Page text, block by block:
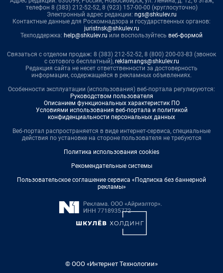
телефон 8 (383) 212-52-52, 8 (923) 157-00-00 (круглосуточно)
Электронный адрес редакции: ngs@shkulev.ru
Контактные данные для Роскомнадзора и государственных органов:
juristnsk@shkulev.ru
Техподдержка: help@shkulev.ru или воспользуйтесь веб-формой
Связаться с отделом продаж: 8 (383) 212-52-52, 8 (800) 200-03-83 (звонок
с сотового бесплатный), reklamangs@shkulev.ru
Редакция сайта не несет ответственности за достоверность
информации, содержащейся в рекламных объявлениях.
Особенности эксплуатации (использования) веб-портала регулируются:
Руководством пользователя
Описанием функциональных характеристик ПО
Условиями использования веб-портала и политикой
конфиденциальности персональных данных
Веб-портал распространяется в виде интернет-сервиса, специальные
действия по установке на стороне пользователя не требуются
Политика использования cookies
Рекомендательные системы
Пользовательское соглашение сервиса «Подписка без баннерной
рекламы»
© ООО «Интернет Технологии»